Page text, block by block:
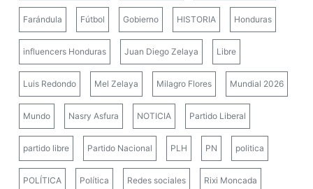
Farándula Fútbol Gobierno HISTORIA Honduras
influencers Honduras Juan Diego Zelaya Libre
Luis Redondo Mel Zelaya Milagro Flores Mundial 2026
Mundo Nasry Asfura NOTICIA Partido Liberal
partido libre Partido Nacional PLH PN politica
POLÍTICA Política Redes sociales Rixi Moncada